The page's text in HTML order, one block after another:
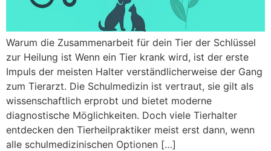
Warum die Zusammenarbeit für dein Tier der Schlüssel
zur Heilung ist Wenn ein Tier krank wird, ist der erste
Impuls der meisten Halter verständlicherweise der Gang
zum Tierarzt. Die Schulmedizin ist vertraut, sie gilt als
wissenschaftlich erprobt und bietet moderne
diagnostische Möglichkeiten. Doch viele Tierhalter
entdecken den Tierheilpraktiker meist erst dann, wenn
alle schulmedizinischen Optionen […]